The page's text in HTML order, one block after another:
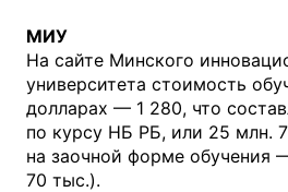
МИУ
На сайте Минского
университета стоимость
долларах — 1 280, что
по курсу НБ РБ, или 25 млн.
на заочной форме обучения
70 тыс.).